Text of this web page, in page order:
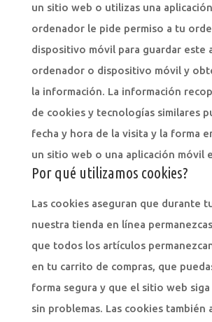
un sitio web o utilizas una
ordenador le pide permiso a tu
dispositivo móvil para guardar este
ordenador o dispositivo móvil y
la información. La información
de cookies y tecnologías similares
fecha y hora de la visita y la forma
un sitio web o una aplicación móvil
Por qué utilizamos cookies?
Las cookies aseguran que durante
nuestra tienda en línea
que todos los artículos
en tu carrito de compras, que
forma segura y que el sitio web
sin problemas. Las cookies también